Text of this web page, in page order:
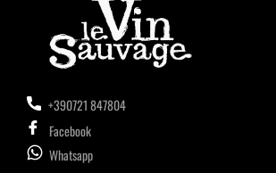
+390721 847804
Facebook
Whatsapp